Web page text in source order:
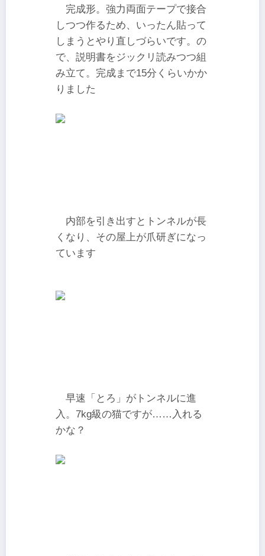
完成形。強力両面テープで接合
しつつ作るため、いったん貼って
しまうとやり直しづらいです。の
で、説明書をジックリ読みつつ組
み立て。完成まで15分くらいかか
りました
内部を引き出すとトンネルが長
くなり、その屋上が爪研ぎになっ
ています
早速「とろ」がトンネルに進
入。7kg級の猫ですが……入れる
かな？